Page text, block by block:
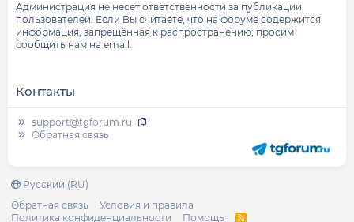
Администрация не несет ответственности за публикации
пользователей. Если Вы считаете, что на форуме содержится
информация, запрещённая к распространению, просим
сообщить нам на email.
Контакты
support@tgforum.ru
Обратная связь
Русский (RU)
Обратная связь
Условия и правила
Политика конфиденциальности
Помощь R